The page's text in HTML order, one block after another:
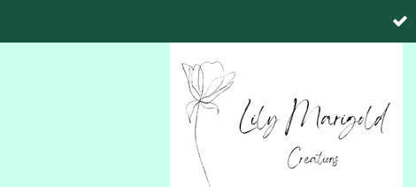
direct